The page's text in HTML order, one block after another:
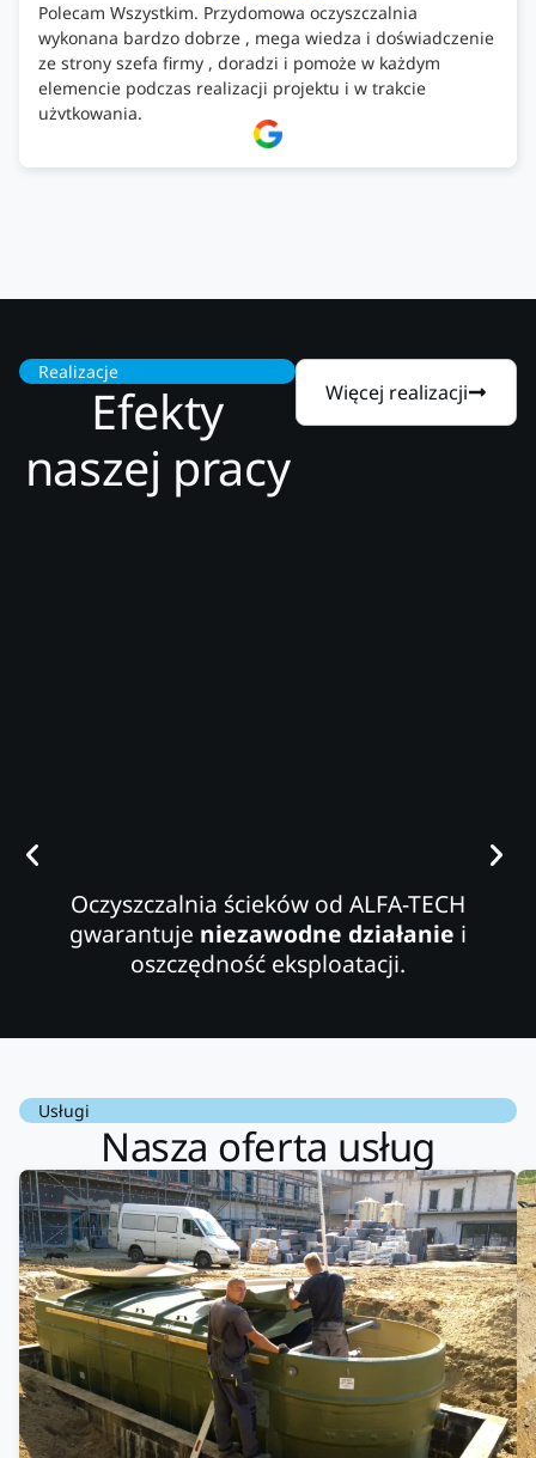
Polecam Wszystkim. Przydomowa oczyszczalnia
wykonana bardzo dobrze , mega wiedza i doświadczenie
ze strony szefa firmy , doradzi i pomoże w każdym
elemencie podczas realizacji projektu i w trakcie
użytkowania.
Firma godna zaufania. Tak trzymać!
Realizacje
Efekty
naszej pracy
Więcej realizacji
Oczyszczalnia ścieków od ALFA-TECH
gwarantuje niezawodne działanie i
oszczędność eksploatacji.
Usługi
Nasza oferta usług